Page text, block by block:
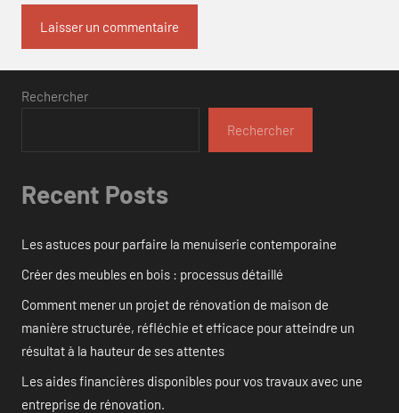
Rechercher
Rechercher
Recent Posts
Les astuces pour parfaire la menuiserie contemporaine
Créer des meubles en bois : processus détaillé
Comment mener un projet de rénovation de maison de
manière structurée, réfléchie et efficace pour atteindre un
résultat à la hauteur de ses attentes
Les aides financières disponibles pour vos travaux avec une
entreprise de rénovation.